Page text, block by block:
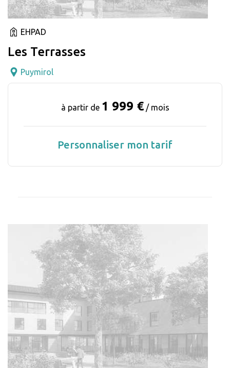
EHPAD
Les Terrasses
Puymirol
à partir de 1 999 € / mois
Personnaliser mon tarif